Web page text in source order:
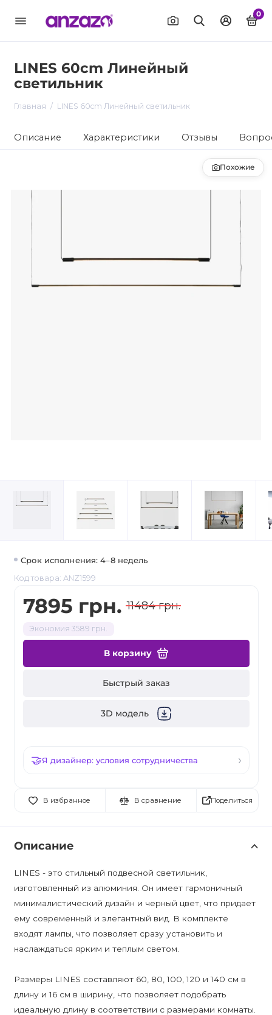
0
LINES 60cm Линейный
светильник
Главная LINES 60cm Линейный светильник
Описание Характеристики Отзывы
Похожие
Срок исполнения: 4–8 недель
Код товара: ANZ1599
7895 грн. 11484 грн.
Экономия 3589 грн.
В корзину
Быстрый заказ
3D модель
Я дизайнер: условия сотрудничества
В избранное В сравнение Поделиться
Описание
LINES - это стильный подвесной светильник,
изготовленный из алюминия. Он имеет гармоничный
минималистический дизайн и черный цвет, что придает
ему современный и элегантный вид. В комплекте
входят лампы, что позволяет сразу установить и
наслаждаться ярким и теплым светом.
Размеры LINES составляют 60, 80, 100, 120 и 140 см в
длину и 16 см в ширину, что позволяет подобрать
идеальную длину в соответствии с размерами комнаты.